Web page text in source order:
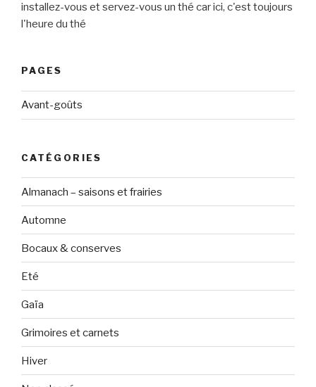
installez-vous et servez-vous un thé car ici, c'est toujours
l'heure du thé
PAGES
Avant-goûts
CATÉGORIES
Almanach – saisons et frairies
Automne
Bocaux & conserves
Eté
Gaïa
Grimoires et carnets
Hiver